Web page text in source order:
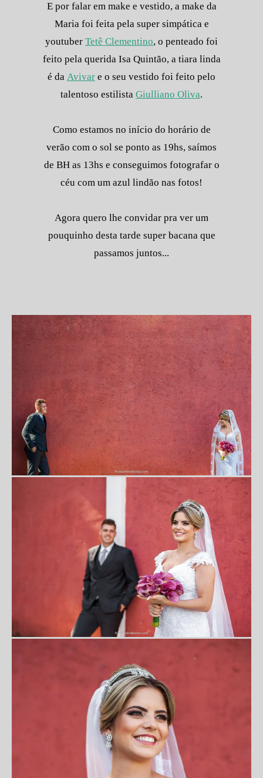
E por falar em make e vestido, a make da
Maria foi feita pela super simpática e
youtuber Tetê Clementino, o penteado foi
feito pela querida Isa Quintão, a tiara linda
é da Avivar e o seu vestido foi feito pelo
talentoso estilista Giulliano Oliva.
Como estamos no início do horário de
verão com o sol se ponto as 19hs, saímos
de BH as 13hs e conseguimos fotografar o
céu com um azul lindão nas fotos!
Agora quero lhe convidar pra ver um
pouquinho desta tarde super bacana que
passamos juntos...